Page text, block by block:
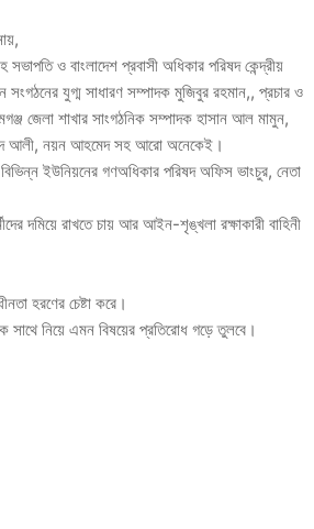
ও বাংলাদেশ প্রবাসী অধিকার পরিষদ কেন্দ্রীয়
সংগঠনের যুগ্ম সাধারণ সম্পাদক মুজিবুর রহমান,, প্রচার ও
জেলা শাখার সাংগঠনিক সম্পাদক হাসান আল মামুন,
আলী, নয়ন আহমেদ সহ আরো অনেকেই।
ইউনিয়নের গণঅধিকার পরিষদ অফিস ভাংচুর, নেতা
দমিয়ে রাখতে চায় আর আইন-শৃঙ্খলা রক্ষাকারী বাহিনী
হরণের চেষ্টা করে।
সাথে নিয়ে এমন বিষয়ের প্রতিরোধ গড়ে তুলবে।